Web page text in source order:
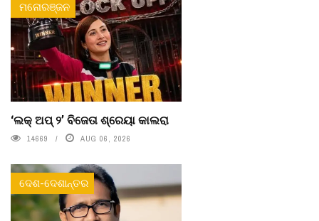
ମନୋରଞ୍ଜନ
‘ଲକ୍ ଅପ୍ ୨’ ବିଜେତା ଶ୍ରେୟା କାଲରା
14669 AUG 06, 2026
ଦେଶ-ଦେଶାନ୍ତର